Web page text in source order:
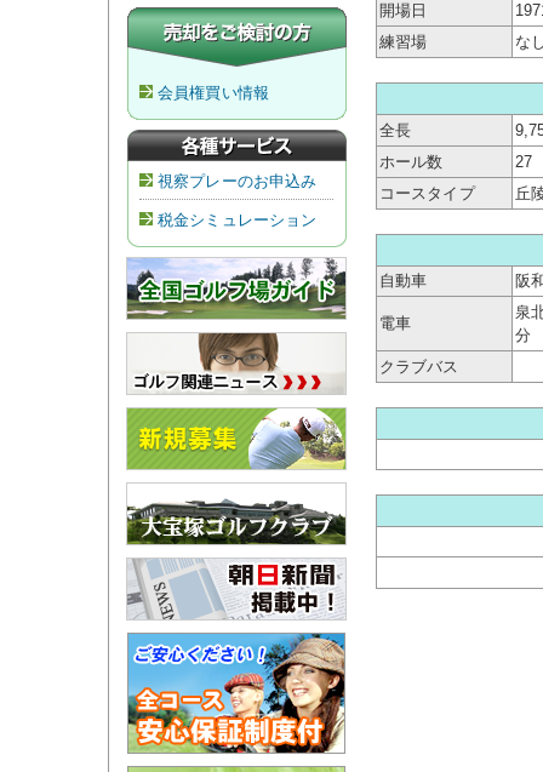
会員権買い情報
視察プレーのお申込み
税金シミュレーション
開場日
練習場
な
全長
ホール数
27
コースタイプ
丘
自動車 阪
電車
泉
分
クラブバス